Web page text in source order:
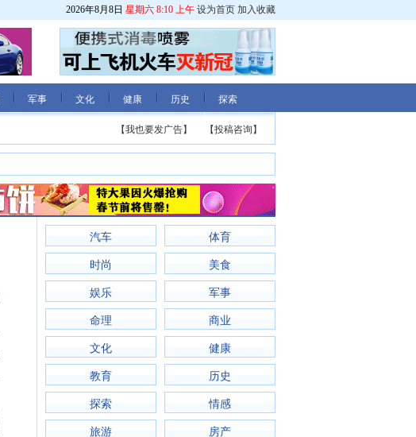
2026年8月8日 星期六 8:10 上午 设为首页 加入收藏
军事 文化 健康 历史 探索
【投稿咨询】
【我也要发广告】
汽车 体育
时尚 美食
娱乐 军事
命理 商业
文化 健康
教育 历史
探索 情感
旅游 房产